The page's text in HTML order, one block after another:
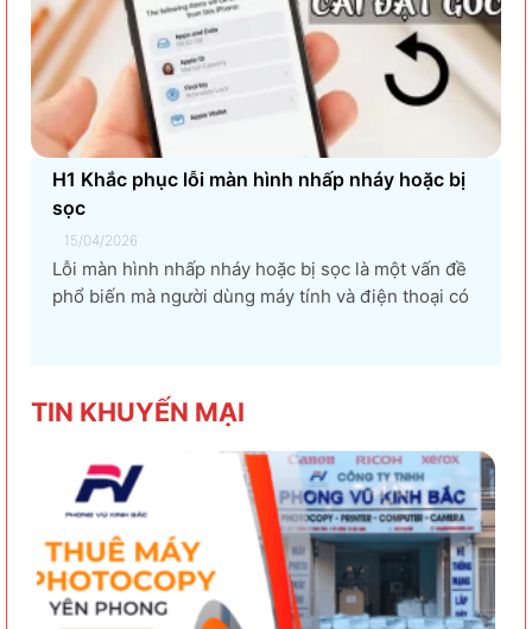
H1 Khắc phục lỗi màn hình nhấp nháy hoặc bị
sọc
15/04/2026
Lỗi màn hình nhấp nháy hoặc bị sọc là một vấn đề
phổ biến mà người dùng máy tính và điện thoại có
TIN KHUYẾN MẠI